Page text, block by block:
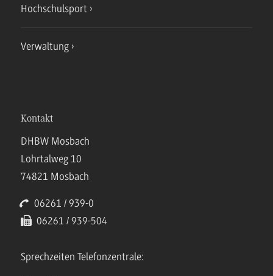
Hochschulsport
Verwaltung
Kontakt
DHBW Mosbach
Lohrtalweg 10
74821 Mosbach
06261 / 939-0
06261 / 939-504
Sprechzeiten Telefonzentrale: